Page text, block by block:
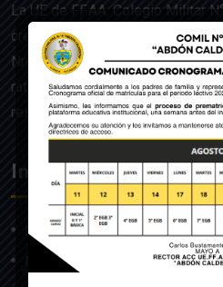
La UE de FF.AA. Colegio Militar
creado mediante Acuerdo
Nro. 140, dado en Quito el 22 de
ratificado por el Ministerio de
resolución Nro. 608 del 29 de
Institución
Nosotros
Misión y Visión